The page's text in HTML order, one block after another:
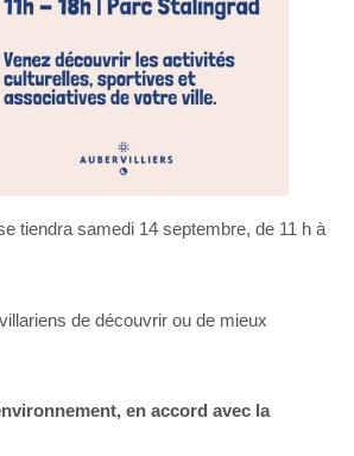
tiendra samedi 14 septembre, de 11 h à
de découvrir ou de mieux
en accord avec la